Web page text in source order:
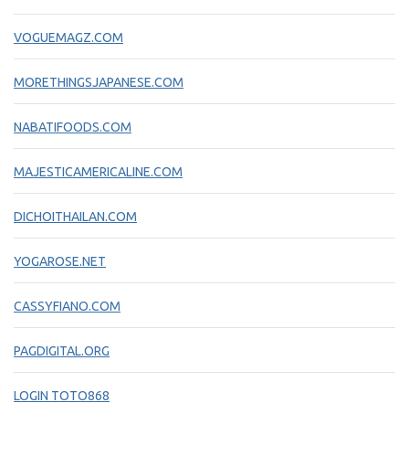
VOGUEMAGZ.COM
MORETHINGSJAPANESE.COM
NABATIFOODS.COM
MAJESTICAMERICALINE.COM
DICHOITHAILAN.COM
YOGAROSE.NET
CASSYFIANO.COM
PAGDIGITAL.ORG
LOGIN TOTO868